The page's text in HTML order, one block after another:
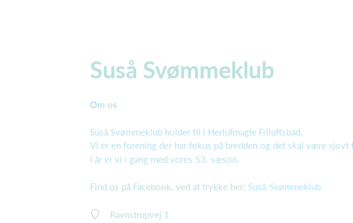
Suså Svømmeklub
Om os
Suså Svømmeklub holder til i Herlufmagle Friluftsbad.
Vi er en forening der har fokus på bredden og det skal være
I år er vi i gang med vores 53. sæson.
Find os på Facebook, ved at trykke her: Suså Svømmeklub
Ravnstrupvej 1